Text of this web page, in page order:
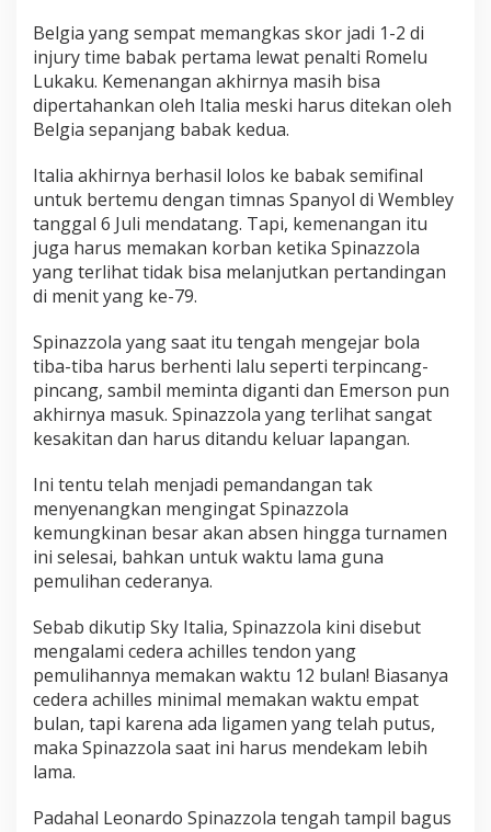
Belgia yang sempat memangkas skor jadi 1-2 di
injury time babak pertama lewat penalti Romelu
Lukaku. Kemenangan akhirnya masih bisa
dipertahankan oleh Italia meski harus ditekan oleh
Belgia sepanjang babak kedua.
Italia akhirnya berhasil lolos ke babak semifinal
untuk bertemu dengan timnas Spanyol di Wembley
tanggal 6 Juli mendatang. Tapi, kemenangan itu
juga harus memakan korban ketika Spinazzola
yang terlihat tidak bisa melanjutkan pertandingan
di menit yang ke-79.
Spinazzola yang saat itu tengah mengejar bola
tiba-tiba harus berhenti lalu seperti terpincang-
pincang, sambil meminta diganti dan Emerson pun
akhirnya masuk. Spinazzola yang terlihat sangat
kesakitan dan harus ditandu keluar lapangan.
Ini tentu telah menjadi pemandangan tak
menyenangkan mengingat Spinazzola
kemungkinan besar akan absen hingga turnamen
ini selesai, bahkan untuk waktu lama guna
pemulihan cederanya.
Sebab dikutip Sky Italia, Spinazzola kini disebut
mengalami cedera achilles tendon yang
pemulihannya memakan waktu 12 bulan! Biasanya
cedera achilles minimal memakan waktu empat
bulan, tapi karena ada ligamen yang telah putus,
maka Spinazzola saat ini harus mendekam lebih
lama.
Padahal Leonardo Spinazzola tengah tampil bagus